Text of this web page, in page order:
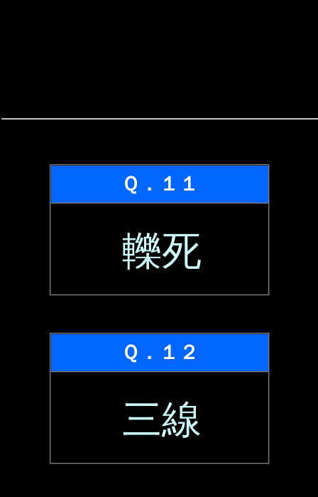
Ｑ．１１
轢死
Ｑ．１２
三線